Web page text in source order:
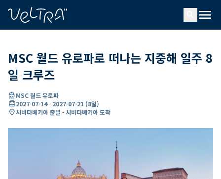
menu
MSC 월드 유로파로 떠나는 지중해 일주 8
일 크루즈
directions_boatMSC 월드 유로파
card_travel2027-07-14- 2027-07-21 (8일)
location_on치비타베키아 출발 - 치비타베키아 도착